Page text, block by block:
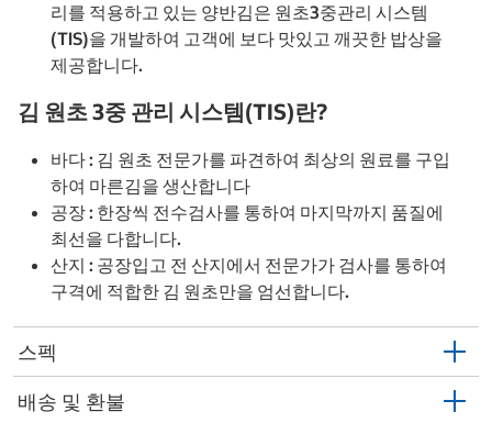
리를 적용하고 있는 양반김은 원초3중관리 시스템
(TIS)을 개발하여 고객에 보다 맛있고 깨끗한 밥상을
제공합니다.
김 원초 3중 관리 시스템(TIS)란?
바다 : 김 원초 전문가를 파견하여 최상의 원료를 구입
하여 마른김을 생산합니다
공장 : 한장씩 전수검사를 통하여 마지막까지 품질에
최선을 다합니다.
산지 : 공장입고 전 산지에서 전문가가 검사를 통하여
구격에 적합한 김 원초만을 엄선합니다.
스펙
배송 및 환불